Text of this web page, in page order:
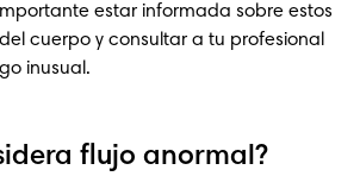
estar informada sobre estos
cuerpo y consultar a tu profesional
inusual.
flujo anormal?